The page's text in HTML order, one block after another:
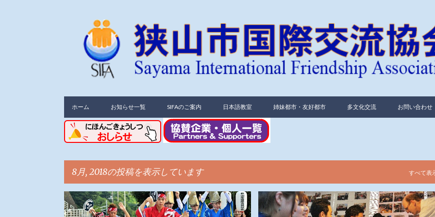
ホーム お知らせ一覧 SIFAのご案内 日本語教室 姉妹都市・友好都市 多文化交流 お問い合わせ
8月, 2018の投稿を表示しています すべて表
投活動内容報告 活動内容報告